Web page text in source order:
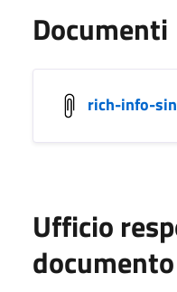
Documenti
rich-info-
Ufficio
documento